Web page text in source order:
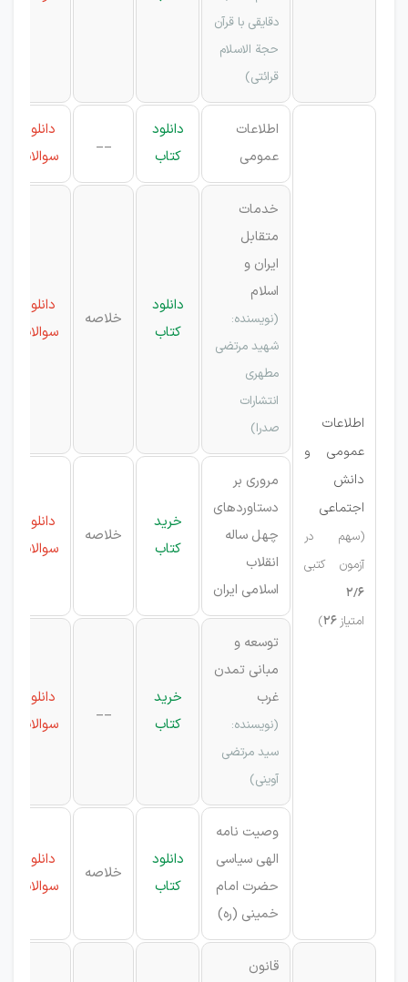
دقایقی با قرآن
حجة الاسلام
قرائتی)
اطلاعات
عمومی و
دانش
اجتماعی
(سهم در
آزمون کتبی
2/6
امتیاز
)
اطلاعات
عمومی
دانلود
کتاب
__
دانلود
سوالات
خدمات
متقابل
ایران و
اسلام
(نویسنده:
شهید مرتضی
مطهری
انتشارات
صدرا)
دانلود
کتاب
خلاصه
دانلود
سوالات
مروری بر
دستاوردهای
چهل ساله
انقلاب
اسلامی ایران
خرید
کتاب
خلاصه
دانلود
سوالات
توسعه و
مبانی تمدن
غرب
(نویسنده:
سید مرتضی
آوینی)
خرید
کتاب
__
دانلود
سوالات
وصیت نامه
الهی سیاسی
حضرت امام
خمینی (ره)
دانلود
کتاب
خلاصه
دانلود
سوالات
قانون